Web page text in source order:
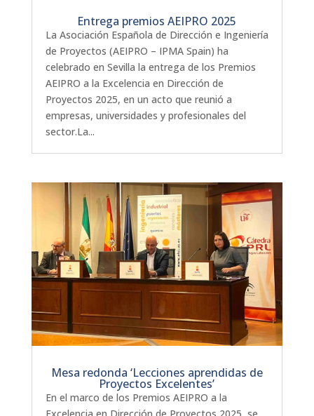
Entrega premios AEIPRO 2025
La Asociación Española de Dirección e Ingeniería
de Proyectos (AEIPRO – IPMA Spain) ha
celebrado en Sevilla la entrega de los Premios
AEIPRO a la Excelencia en Dirección de
Proyectos 2025, en un acto que reunió a
empresas, universidades y profesionales del
sector.La...
Mesa redonda ‘Lecciones aprendidas de
Proyectos Excelentes’
En el marco de los Premios AEIPRO a la